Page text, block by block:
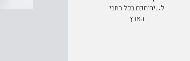
לשירותכם בכל רחבי
הארץ